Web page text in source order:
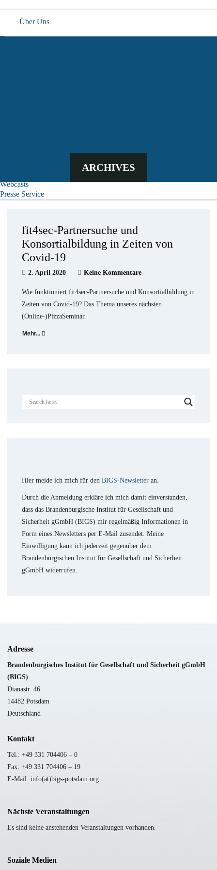
Über Uns
Team
Webcasts
Presse Service
ARCHIVES
fit4sec-Partnersuche und
Konsortialbildung in Zeiten von
Covid-19
2. April 2020 Keine Kommentare
Wie funktioniert fit4sec-Partnersuche und Konsortialbildung in
Zeiten von Covid-19? Das Thema unseres nächsten
(Online-)PizzaSeminar.
Mehr...
Hier melde ich mich für den BIGS-Newsletter an.
Durch die Anmeldung erkläre ich mich damit einverstanden,
dass das Brandenburgische Institut für Gesellschaft und
Sicherheit gGmbH (BIGS) mir regelmäßig Informationen in
Form eines Newsletters per E-Mail zusendet. Meine
Einwilligung kann ich jederzeit gegenüber dem
Brandenburgischen Institut für Gesellschaft und Sicherheit
gGmbH widerrufen.
Adresse
Brandenburgisches Institut für Gesellschaft und Sicherheit gGmbH
(BIGS)
Dianastr. 46
14482 Potsdam
Deutschland
Kontakt
Tel.: +49 331 704406 – 0
Fax: +49 331 704406 – 19
E-Mail: info(at)bigs-potsdam.org
Nächste Veranstaltungen
Es sind keine anstehenden Veranstaltungen vorhanden.
Soziale Medien